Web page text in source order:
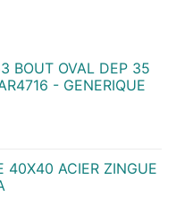
BOUT OVAL DEP 35
- GENERIQUE
40X40 ACIER ZINGUE